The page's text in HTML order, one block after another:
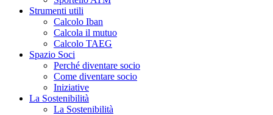
Strumenti utili
Calcolo Iban
Calcola il mutuo
Calcolo TAEG
Spazio Soci
Perché diventare socio
Come diventare socio
Iniziative
La Sostenibilità
La Sostenibilità